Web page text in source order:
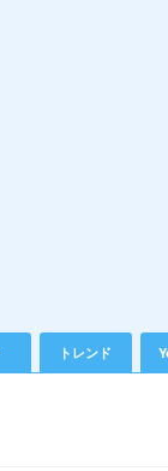
トレンド